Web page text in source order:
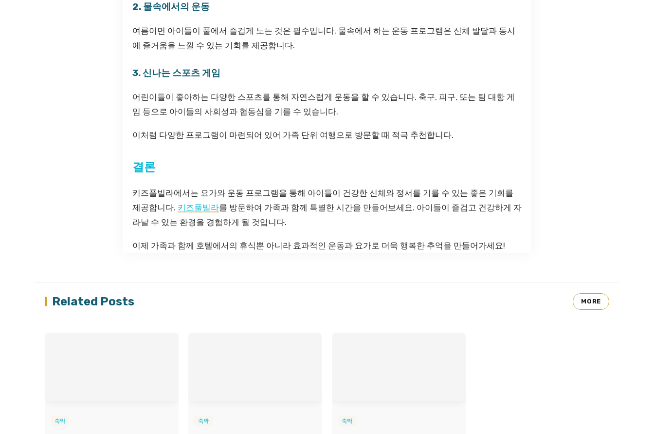
2. 물속에서의 운동
여름이면 아이들이 풀에서 즐겁게 노는 것은 필수입니다. 물속에서 하는 운동 프로그램은 신체 발달과 동시
에 즐거움을 느낄 수 있는 기회를 제공합니다.
3. 신나는 스포츠 게임
어린이들이 좋아하는 다양한 스포츠를 통해 자연스럽게 운동을 할 수 있습니다. 축구, 피구, 또는 팀 대항 게
임 등으로 아이들의 사회성과 협동심을 기를 수 있습니다.
이처럼 다양한 프로그램이 마련되어 있어 가족 단위 여행으로 방문할 때 적극 추천합니다.
결론
키즈풀빌라에서는 요가와 운동 프로그램을 통해 아이들이 건강한 신체와 정서를 기를 수 있는 좋은 기회를
제공합니다. 키즈풀빌라를 방문하여 가족과 함께 특별한 시간을 만들어보세요. 아이들이 즐겁고 건강하게 자
라날 수 있는 환경을 경험하게 될 것입니다.
이제 가족과 함께 호텔에서의 휴식뿐 아니라 효과적인 운동과 요가로 더욱 행복한 추억을 만들어가세요!
Related Posts MORE
숙박 숙박 숙박